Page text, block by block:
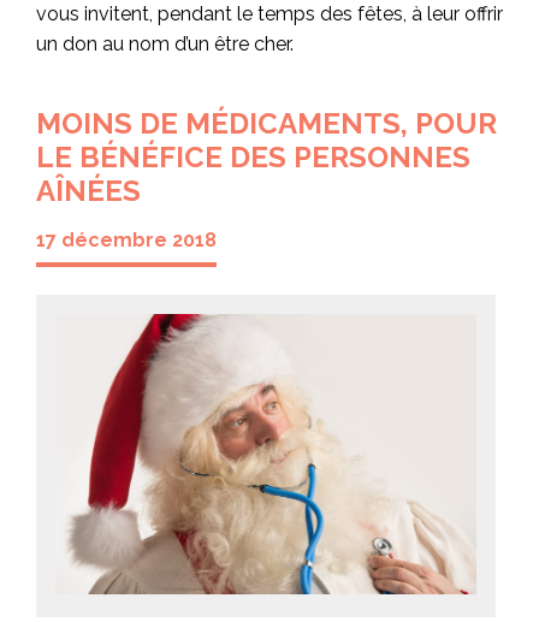
vous invitent, pendant le temps des fêtes, à leur offrir
un don au nom d’un être cher.
MOINS DE MÉDICAMENTS, POUR
LE BÉNÉFICE DES PERSONNES
AÎNÉES
17 décembre 2018